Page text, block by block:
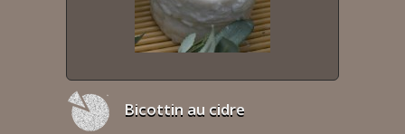
Bicottin au cidre